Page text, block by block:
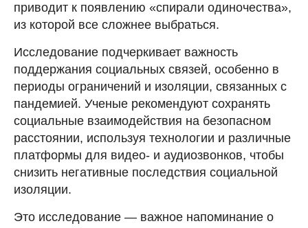
приводит к появлению «спирали одиночества»,
из которой все сложнее выбраться.
Исследование подчеркивает важность
поддержания социальных связей, особенно в
периоды ограничений и изоляции, связанных с
пандемией. Ученые рекомендуют сохранять
социальные взаимодействия на безопасном
расстоянии, используя технологии и различные
платформы для видео- и аудиозвонков, чтобы
снизить негативные последствия социальной
изоляции.
Это исследование — важное напоминание о